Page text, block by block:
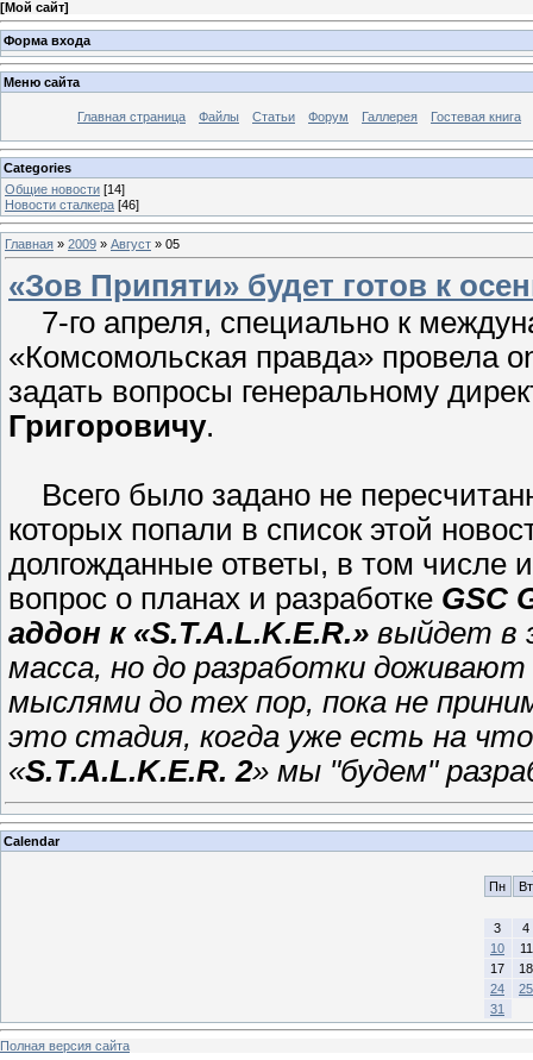
[Мой сайт]
Форма входа
Меню сайта
Главная страница Файлы Статьи Форум Галлерея Гостевая книга
Categories
Общие новости [14]
Новости сталкера [46]
Главная » 2009 » Август » 05
«Зов Припяти» будет готов к
7-го апреля, специально к
«Комсомольская правда» провела
задать вопросы генеральному
Григоровичу.
Всего было задано не
которых попали в список этой
долгожданные ответы, в том числе
вопрос о планах и разработке GSC
аддон к «S.T.A.L.K.E.R.» выйдет в
масса, но до разработки
мыслями до тех пор, пока не
это стадия, когда уже есть на
«S.T.A.L.K.E.R. 2» мы "будем"
Calendar
Пн
Вт
3
4
10
11
17
18
24
25
31
Полная версия сайта